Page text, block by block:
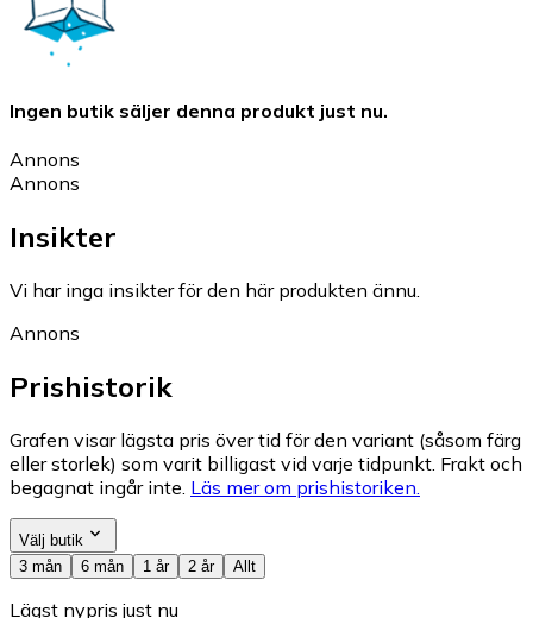
Ingen butik säljer denna produkt just nu.
Annons
Annons
Insikter
Vi har inga insikter för den här produkten ännu.
Annons
Prishistorik
Grafen visar lägsta pris över tid för den variant (såsom färg
eller storlek) som varit billigast vid varje tidpunkt. Frakt och
begagnat ingår inte. Läs mer om prishistoriken.
Välj butik
3 mån
6 mån 1 år 2 år Allt
Lägst nypris just nu